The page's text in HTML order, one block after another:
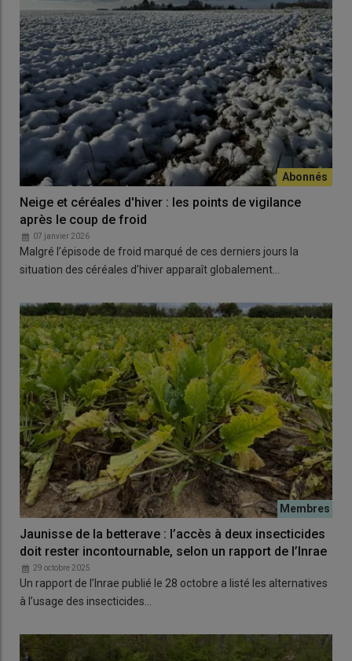
Neige et céréales d'hiver : les points de vigilance
après le coup de froid
07 janvier 2026
Malgré l’épisode de froid marqué de ces derniers jours la
situation des céréales d’hiver apparaît globalement…
Jaunisse de la betterave : l’accès à deux insecticides
doit rester incontournable, selon un rapport de l’Inrae
29 octobre 2025
Un rapport de l’Inrae publié le 28 octobre a listé les alternatives
à l’usage des insecticides…